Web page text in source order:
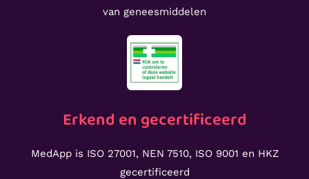
van geneesmiddelen
Erkend en gecertificeerd
MedApp is ISO 27001, NEN 7510, ISO 9001 en HKZ
gecertificeerd